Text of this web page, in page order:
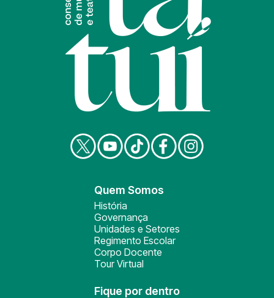
Quem Somos
História
Governança
Unidades e Setores
Regimento Escolar
Corpo Docente
Tour Virtual
Fique por dentro